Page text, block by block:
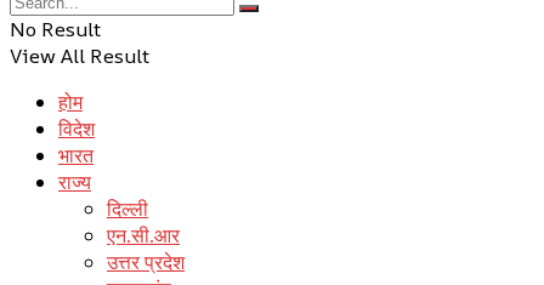
No Result
View All Result
होम
विदेश
भारत
राज्य
दिल्ली
एन.सी.आर
उत्तर प्रदेश